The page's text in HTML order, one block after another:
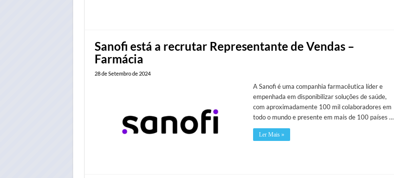
Sanofi está a recrutar Representante de Vendas –
Farmácia
28 de Setembro de 2024
A Sanofi é uma companhia farmacêutica líder e
empenhada em disponibilizar soluções de saúde,
com aproximadamente 100 mil colaboradores em
todo o mundo e presente em mais de 100 países …
Ler Mais »